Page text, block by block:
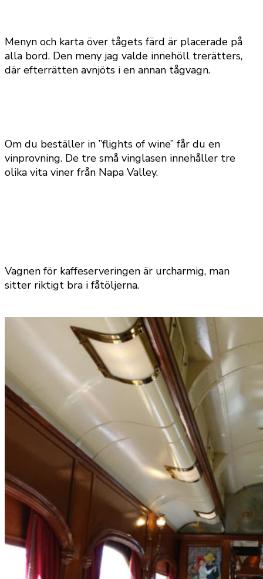
Menyn och karta över tågets färd är placerade på
alla bord. Den meny jag valde innehöll trerätters,
där efterrätten avnjöts i en annan tågvagn.
Om du beställer in ”flights of wine” får du en
vinprovning. De tre små vinglasen innehåller tre
olika vita viner från Napa Valley.
Vagnen för kaffeserveringen är urcharmig, man
sitter riktigt bra i fåtöljerna.